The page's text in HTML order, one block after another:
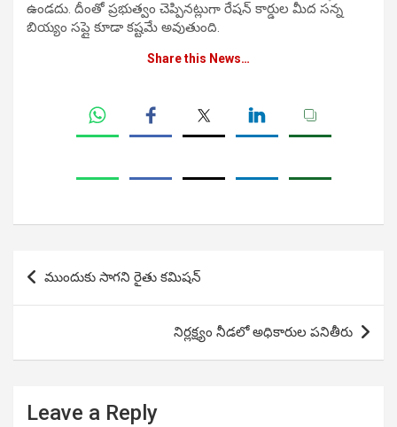
ఉండ‌దు. దీంతో ప్రభుత్వం చెప్పినట్లుగా రేష‌న్ కార్డుల మీద స‌న్న
బియ్యం స‌ప్లై కూడా క‌ష్టమే అవుతుంది.
Share this News…
Post
navigation
ముందుకు సాగని రైతు కమిషన్
నిర్లక్ష్యం నీడలో అధికారుల పనితీరు
Leave a Reply